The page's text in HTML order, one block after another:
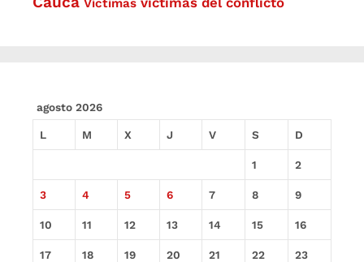
agosto 2026
L M X J V S D
1 2
3 4 5 6 7 8 9
10 11 12 13 14 15 16
17 18 19 20 21 22 23